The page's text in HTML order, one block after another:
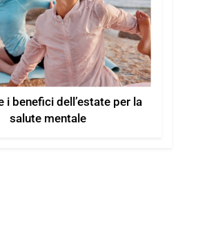
i benefici dell’estate per la
salute mentale